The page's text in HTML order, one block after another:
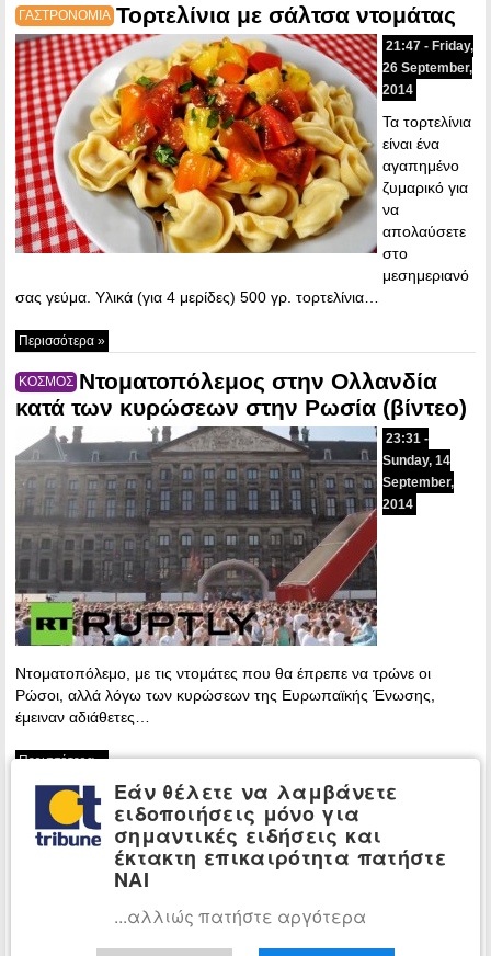
ΓΑΣΤΡΟΝΟΜΙΑ Τορτελίνια με σάλτσα ντομάτας
21:47 - Friday,
26 September,
2014
Τα τορτελίνια
είναι ένα
αγαπημένο
ζυμαρικό για
να
απολαύσετε
στο
μεσημεριανό
σας γεύμα. Υλικά (για 4 μερίδες) 500 γρ. τορτελίνια…
Περισσότερα »
ΚΟΣΜΟΣ Ντοματοπόλεμος στην Ολλανδία
κατά των κυρώσεων στην Ρωσία (βίντεο)
23:31 -
Sunday, 14
September,
2014
Ντοματοπόλεμο, με τις ντομάτες που θα έπρεπε να τρώνε οι
Ρώσοι, αλλά λόγω των κυρώσεων της Ευρωπαϊκής Ένωσης,
έμειναν αδιάθετες…
Περισσότερα »
ΓΑΣΤΡΟΝΟΜΙΑ
Μπρουσκέτες με χωριάτικη
σαλάτα
17:14 - Friday,
Εάν θέλετε να λαμβάνετε
ειδοποιήσεις μόνο για
σημαντικές ειδήσεις και
έκτακτη επικαιρότητα πατήστε
ΝΑΙ
...αλλιώς πατήστε αργότερα